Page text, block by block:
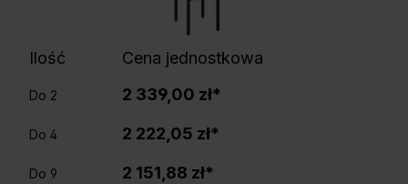
Ilość Cena jednostkowa
Do 2 2 339,00 zł*
Do 4 2 222,05 zł*
Do 9 2 151,88 zł*